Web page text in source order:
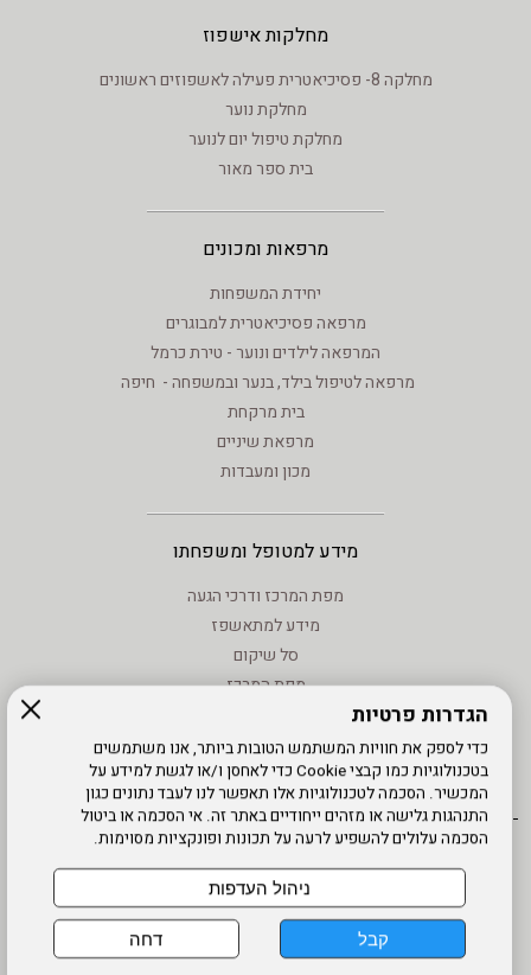
הגדרות פרטיות
כדי לספק את חוויות המשתמש הטובות ביותר, אנו משתמשים
בטכנולוגיות כמו קבצי Cookie כדי לאחסן ו/או לגשת למידע על
המכשיר. הסכמה לטכנולוגיות אלו תאפשר לנו לעבד נתונים כגון
התנהגות גלישה או מזהים ייחודיים באתר זה. אי הסכמה או ביטול
הסכמה עלולים להשפיע לרעה על תכונות ופונקציות מסוימות.
קבל דחה
ניהול העדפות
מחלקות אישפוז
מחלקה 8- פסיכיאטרית פעילה לאשפוזים ראשונים
מחלקת נוער
מחלקת טיפול יום לנוער
בית ספר מאור
מרפאות ומכונים
יחידת המשפחות
מרפאה פסיכיאטרית למבוגרים
המרפאה לילדים ונוער - טירת כרמל
מרפאה לטיפול בילד, בנער ובמשפחה - חיפה
בית מרקחת
מרפאת שיניים
מכון ומעבדות
מידע למטופל ומשפחתו
מפת המרכז ודרכי הגעה
מידע למתאשפז
סל שיקום
מפת המרכז
טיפול בנזעי חשמל
מידע שימוש - קישורים לאתרים
מפת אתר
הרשמה
דרונט
דיגיטל